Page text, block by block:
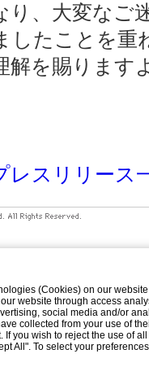
り、大変なご
したことを重
解を賜ります
レスリリース
(Cookies) on our
website through access
social media and/or
collected from your use of
you wish to reject the use of
All". To select your